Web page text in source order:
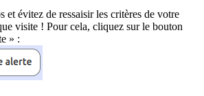
et évitez de ressaisir les critères de votre
visite ! Pour cela, cliquez sur le bouton
» :